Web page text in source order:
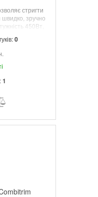
стригти
швидко, зручно
450Вт,
80-115см;
0
1